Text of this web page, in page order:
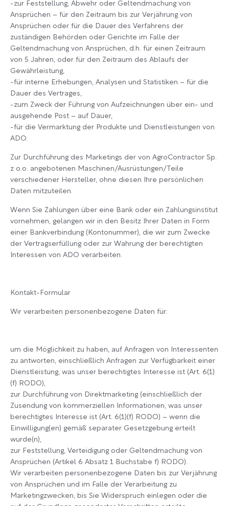
-zur Feststellung, Abwehr oder Geltendmachung von
Ansprüchen – für den Zeitraum bis zur Verjährung von
Ansprüchen oder für die Dauer des Verfahrens der
zuständigen Behörden oder Gerichte im Falle der
Geltendmachung von Ansprüchen, d.h. für einen Zeitraum
von 5 Jahren, oder für den Zeitraum des Ablaufs der
Gewährleistung,
-für interne Erhebungen, Analysen und Statistiken – für die
Dauer des Vertrages,
-zum Zweck der Führung von Aufzeichnungen über ein- und
ausgehende Post – auf Dauer,
-für die Vermarktung der Produkte und Dienstleistungen von
ADO.
Zur Durchführung des Marketings der von AgroContractor Sp.
z o.o. angebotenen Maschinen/Ausrüstungen/Teile
verschiedener Hersteller, ohne diesen Ihre persönlichen
Daten mitzuteilen.
Wenn Sie Zahlungen über eine Bank oder ein Zahlungsinstitut
vornehmen, gelangen wir in den Besitz Ihrer Daten in Form
einer Bankverbindung (Kontonummer), die wir zum Zwecke
der Vertragserfüllung oder zur Wahrung der berechtigten
Interessen von ADO verarbeiten.
Kontakt-Formular
Wir verarbeiten personenbezogene Daten für:
um die Möglichkeit zu haben, auf Anfragen von Interessenten
zu antworten, einschließlich Anfragen zur Verfügbarkeit einer
Dienstleistung, was unser berechtigtes Interesse ist (Art. 6(1)
(f) RODO),
zur Durchführung von Direktmarketing (einschließlich der
Zusendung von kommerziellen Informationen, was unser
berechtigtes Interesse ist (Art. 6(1)(f) RODO) – wenn die
Einwilligung(en) gemäß separater Gesetzgebung erteilt
wurde(n),
zur Feststellung, Verteidigung oder Geltendmachung von
Ansprüchen (Artikel 6 Absatz 1 Buchstabe f) RODO).
Wir verarbeiten personenbezogene Daten bis zur Verjährung
von Ansprüchen und im Falle der Verarbeitung zu
Marketingzwecken, bis Sie Widerspruch einlegen oder die